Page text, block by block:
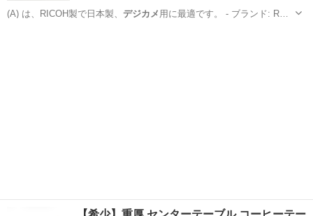
(A) は、RICOH製で日本製、 デジカメ 用に最適です。 - ブランド: R…